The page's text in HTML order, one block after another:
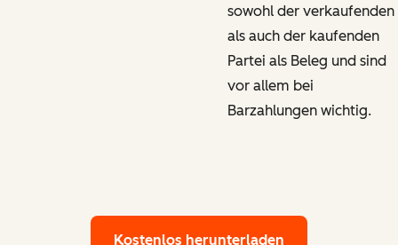
sowohl der verkaufenden
als auch der kaufenden
Partei als Beleg und sind
vor allem bei
Barzahlungen wichtig.
Kostenlos herunterladen